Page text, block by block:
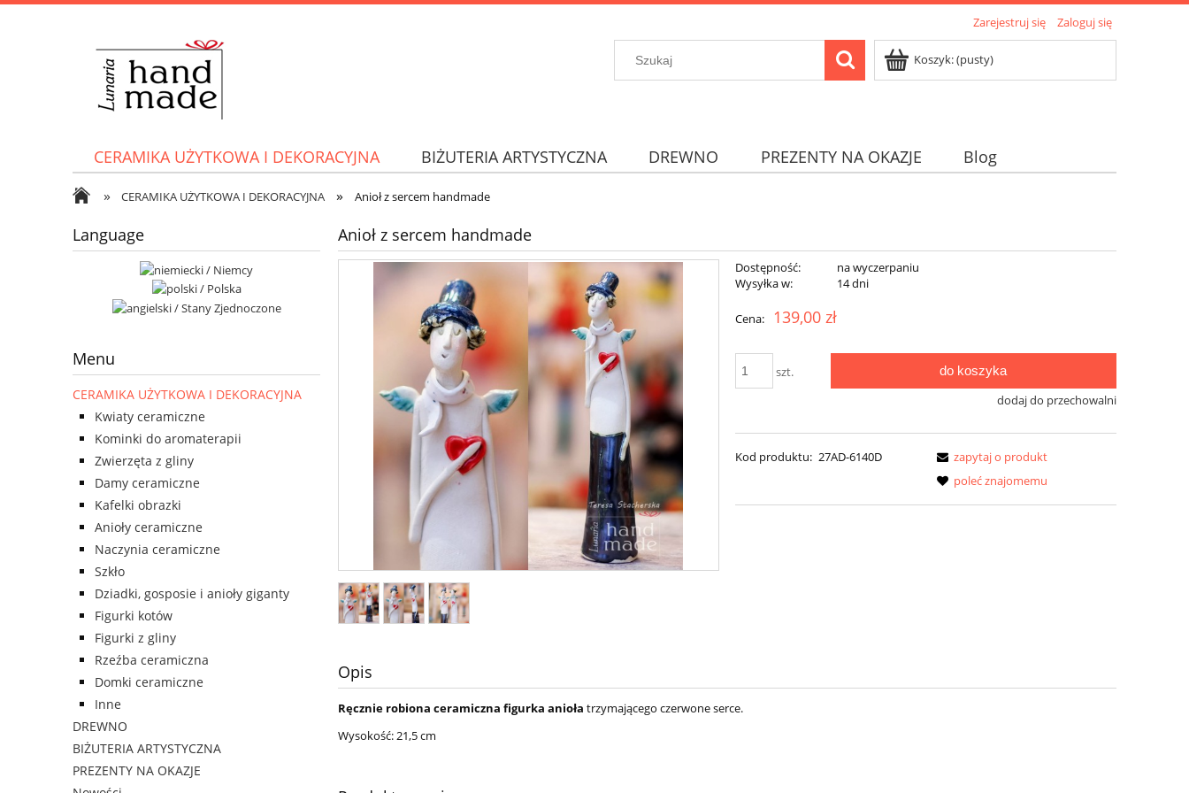
Zarejestruj się Zaloguj się
Koszyk:(pusty)
CERAMIKA UŻYTKOWA I DEKORACYJNA BIŻUTERIA ARTYSTYCZNA DREWNO PREZENTY NA OKAZJE Blog
» CERAMIKA UŻYTKOWA I DEKORACYJNA » Anioł z sercem handmade
Language
Menu
CERAMIKA UŻYTKOWA I DEKORACYJNA
Kwiaty ceramiczne
Kominki do aromaterapii
Zwierzęta z gliny
Damy ceramiczne
Kafelki obrazki
Anioły ceramiczne
Naczynia ceramiczne
Szkło
Dziadki, gosposie i anioły giganty
Figurki kotów
Figurki z gliny
Rzeźba ceramiczna
Domki ceramiczne
Inne
DREWNO
BIŻUTERIA ARTYSTYCZNA
PREZENTY NA OKAZJE
Anioł z sercem handmade
Dostępność:
na wyczerpaniu
Wysyłka w:
14 dni
Cena: 139,00 zł
szt. do koszyka
dodaj do przechowalni
Kod produktu: 27AD-6140D
zapytaj o produkt
poleć znajomemu
Opis
Ręcznie robiona ceramiczna figurka anioła trzymającego czerwone serce.
Wysokość: 21,5 cm